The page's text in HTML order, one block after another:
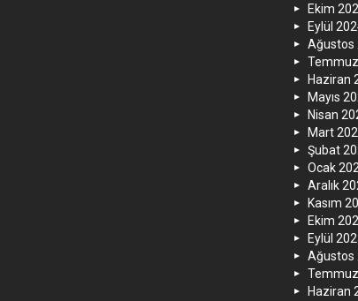
Ekim
Eylül
Ağustos
Haziran
Mayıs
Nisan
Mart
Şubat
Ocak
Aralık
Kasım
Ekim
Eylül
Ağustos
Haziran